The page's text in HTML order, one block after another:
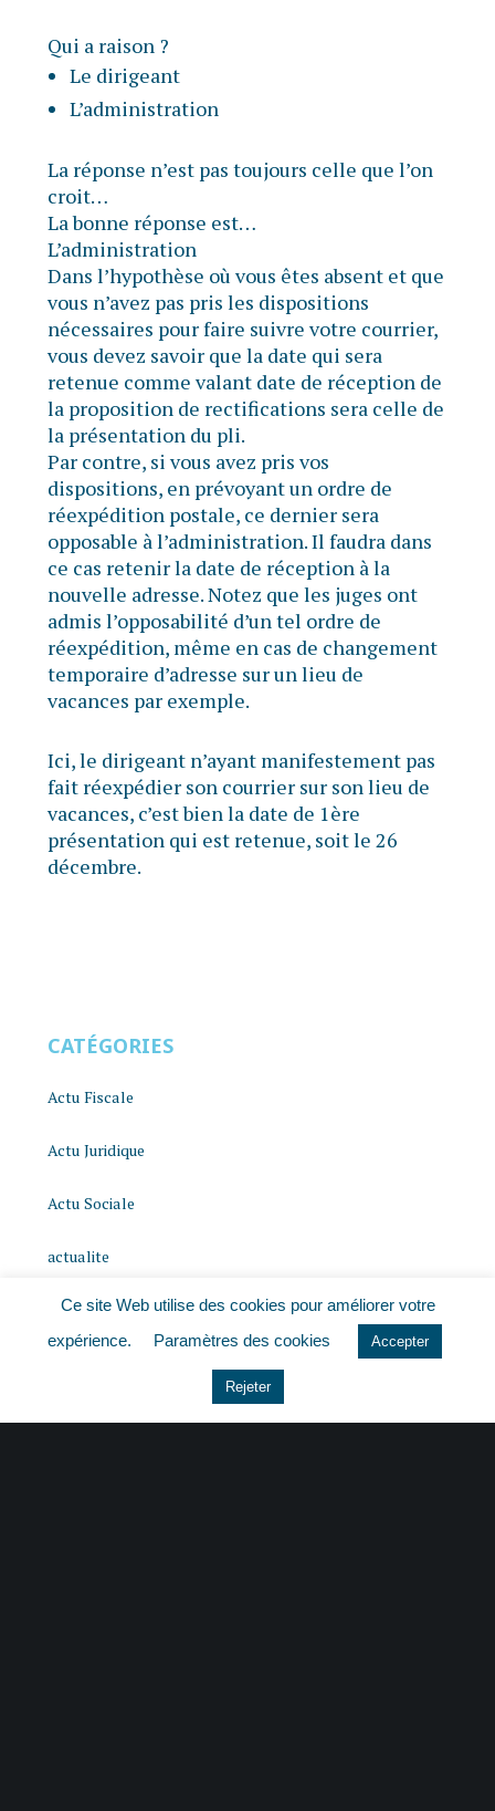
Qui a raison ?
Le dirigeant
L’administration
La réponse n’est pas toujours celle que l’on
croit…
La bonne réponse est…
L’administration
Dans l’hypothèse où vous êtes absent et que
vous n’avez pas pris les dispositions
nécessaires pour faire suivre votre courrier,
vous devez savoir que la date qui sera
retenue comme valant date de réception de
la proposition de rectifications sera celle de
la présentation du pli.
Par contre, si vous avez pris vos
dispositions, en prévoyant un ordre de
réexpédition postale, ce dernier sera
opposable à l’administration. Il faudra dans
ce cas retenir la date de réception à la
nouvelle adresse. Notez que les juges ont
admis l’opposabilité d’un tel ordre de
réexpédition, même en cas de changement
temporaire d’adresse sur un lieu de
vacances par exemple.
Ici, le dirigeant n’ayant manifestement pas
fait réexpédier son courrier sur son lieu de
vacances, c’est bien la date de 1ère
présentation qui est retenue, soit le 26
décembre.
CATÉGORIES
Actu Fiscale
Actu Juridique
Actu Sociale
actualite
histoire
Ce site Web utilise des cookies pour améliorer votre
expérience.
Paramètres des cookies Accepter
Rejeter